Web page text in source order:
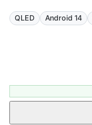
QLED Android 14